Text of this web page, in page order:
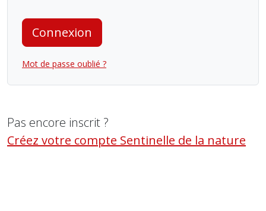
Connexion
Mot de passe oublié ?
Pas encore inscrit ?
Créez votre compte Sentinelle de la nature